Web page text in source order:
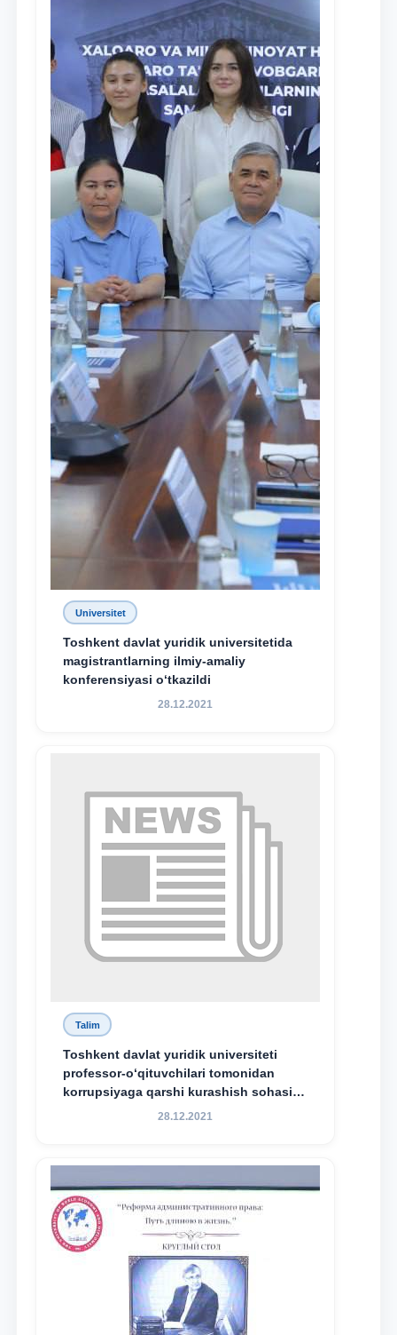
Universitet
Toshkent davlat yuridik universitetida
magistrantlarning ilmiy-amaliy
konferensiyasi o‘tkazildi
28.12.2021
Talim
Toshkent davlat yuridik universiteti
professor-o‘qituvchilari tomonidan
korrupsiyaga qarshi kurashish sohasida
amalga oshirilayotgan islohotlar hamda
maqsadida xorijiy va mahalliy ilmiy
nashrlarda chop etilgan maqolalar
dayjesti
28.12.2021